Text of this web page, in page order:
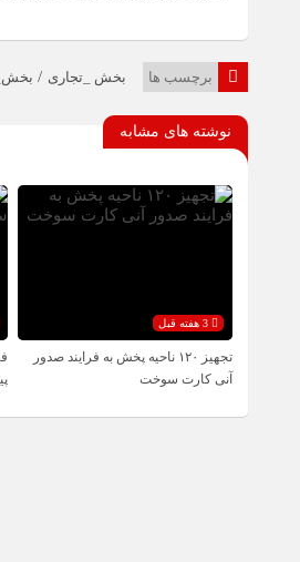
برچسب ها بخش _تجاری /
نوشته های مشابه
3 هفته قبل
تجهیز ۱۲۰ ناحیه پخش به فرایند صدور
آنی کارت سوخت